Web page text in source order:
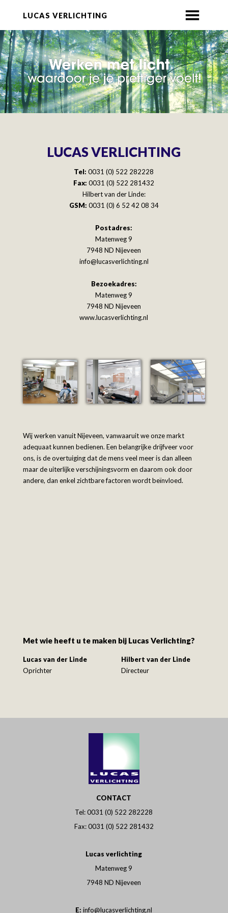
LUCAS VERLICHTING
LUCAS VERLICHTING
Tel: 0031 (0) 522 282228
Fax: 0031 (0) 522 281432
Hilbert van der Linde:
GSM: 0031 (0) 6 52 42 08 34
Postadres:
Matenweg 9
7948 ND Nijeveen
info@lucasverlichting.nl
Bezoekadres:
Matenweg 9
7948 ND Nijeveen
www.lucasverlichting.nl
Wij werken vanuit Nijeveen, vanwaaruit we onze markt
adequaat kunnen bedienen. Een belangrijke drijfveer voor
ons, is de overtuiging dat de mens veel meer is dan alleen
maar de uiterlijke verschijningsvorm en daarom ook door
andere, dan enkel zichtbare factoren wordt beïnvloed.
Met wie heeft u te maken bij Lucas Verlichting?
Lucas van der Linde
Oprichter
Hilbert van der Linde
Directeur
CONTACT
Tel:0031 (0) 522 282228
Fax: 0031 (0) 522 281432
Lucas verlichting
Matenweg 9
7948 ND Nijeveen
E: info@lucasverlichting.nl